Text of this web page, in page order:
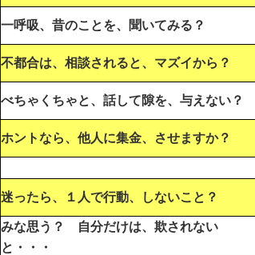
一呼吸、昔のことを、聞いてみる？
不都合は、相談されると、マズイから？
べちゃくちゃと、話して隙を、与えない？
ホントなら、他人に集金、させますか？
迷ったら、１人で行動、しないこと？
みな思う？ 自分だけは、欺されない
と・・・